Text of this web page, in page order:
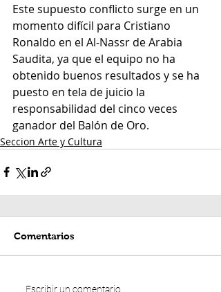
Este supuesto conflicto surge en un
momento difícil para Cristiano
Ronaldo en el Al-Nassr de Arabia
Saudita, ya que el equipo no ha
obtenido buenos resultados y se ha
puesto en tela de juicio la
responsabilidad del cinco veces
ganador del Balón de Oro.
Seccion Arte y Cultura
Comentarios
Escribir un comentario...